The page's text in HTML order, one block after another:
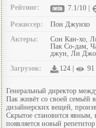
Рейтинг: 7.1/10 |
Режиссер:
Пон Джунхо
Актеры:
Сон Кан-хо,
Пак Со-дам,
джун, Ли
Загрузок:
124 | 91
Генеральный директор
Пак живёт со своей семьёй
дизайнерских вещей,
Скрытое становится явным,
появляется новый